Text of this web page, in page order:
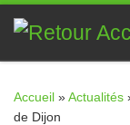
Passer au
Accueil »Actualités
de Dijon